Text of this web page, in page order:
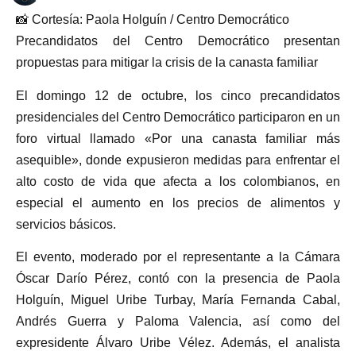
📸 Cortesía: Paola Holguín / Centro Democrático
Precandidatos del Centro Democrático presentan
propuestas para mitigar la crisis de la canasta familiar
El domingo 12 de octubre, los cinco precandidatos
presidenciales del Centro Democrático participaron en un
foro virtual llamado «Por una canasta familiar más
asequible», donde expusieron medidas para enfrentar el
alto costo de vida que afecta a los colombianos, en
especial el aumento en los precios de alimentos y
servicios básicos.
El evento, moderado por el representante a la Cámara
Óscar Darío Pérez, contó con la presencia de Paola
Holguín, Miguel Uribe Turbay, María Fernanda Cabal,
Andrés Guerra y Paloma Valencia, así como del
expresidente Álvaro Uribe Vélez. Además, el analista